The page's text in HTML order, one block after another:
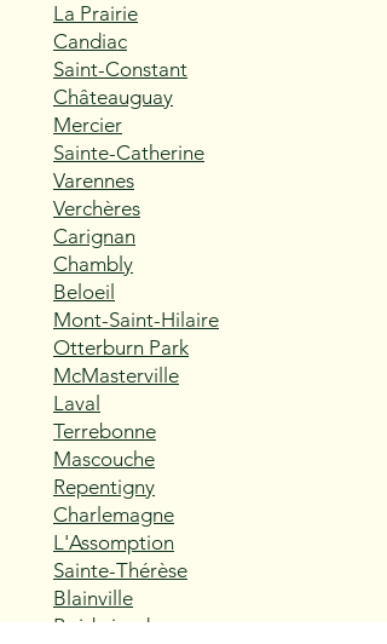
La Prairie
Candiac
Saint-Constant
Châteauguay
Mercier
Sainte-Catherine
Varennes
Verchères
Carignan
Chambly
Beloeil
Mont-Saint-Hilaire
Otterburn Park
McMasterville
Laval
Terrebonne
Mascouche
Repentigny
Charlemagne
L'Assomption
Sainte-Thérèse
Blainville
Boisbriand